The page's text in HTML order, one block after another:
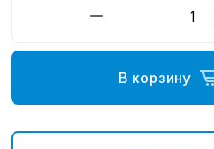
В корзину